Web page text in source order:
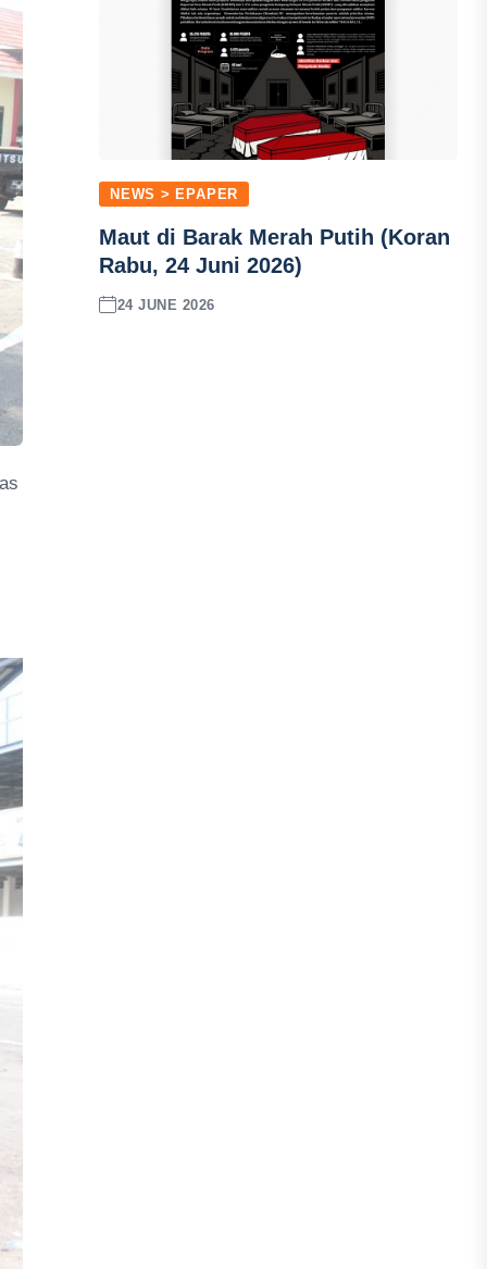
NEWS > EPAPER
Maut di Barak Merah Putih (Koran
Rabu, 24 Juni 2026)
24 JUNE 2026